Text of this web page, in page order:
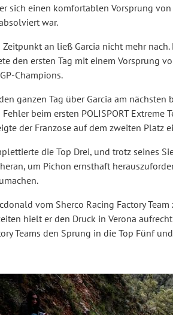
sich einen komfortablen Vorsprung
war.
Zeitpunkt an ließ Garcia nicht mehr
den ersten Tag mit einem Vorsprung
Champions.
ganzen Tag über Garcia am
beim ersten POLISPORT
der Franzose auf dem zweiten Platz
die Top Drei, und trotz seines
um Pichon ernsthaft
vom Sherco Racing Factory
hielt er den Druck in Verona
Teams den Sprung in die Top Fünf